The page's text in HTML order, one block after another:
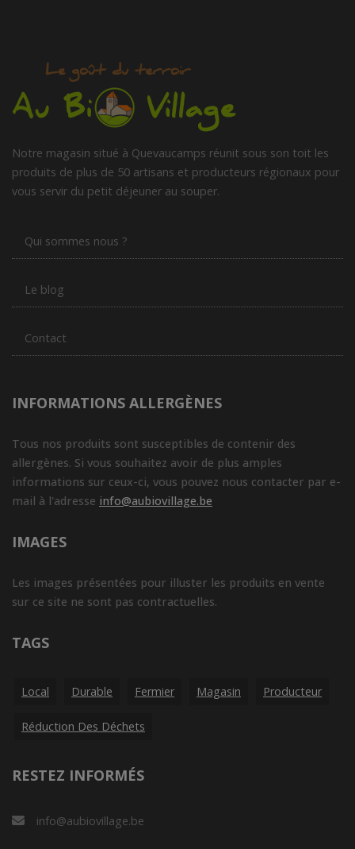
Notre magasin situé à Quevaucamps réunit sous son toit les
produits de plus de 50 artisans et producteurs régionaux pour
vous servir du petit déjeuner au souper.
Qui sommes nous ?
Le blog
Contact
INFORMATIONS ALLERGÈNES
Tous nos produits sont susceptibles de contenir des
allergènes. Si vous souhaitez avoir de plus amples
informations sur ceux-ci, vous pouvez nous contacter par e-
mail à l'adresse info@aubiovillage.be
IMAGES
Les images présentées pour illuster les produits en vente
sur ce site ne sont pas contractuelles.
TAGS
Local Durable Fermier Magasin Producteur
Réduction Des Déchets
RESTEZ INFORMÉS
info@aubiovillage.be